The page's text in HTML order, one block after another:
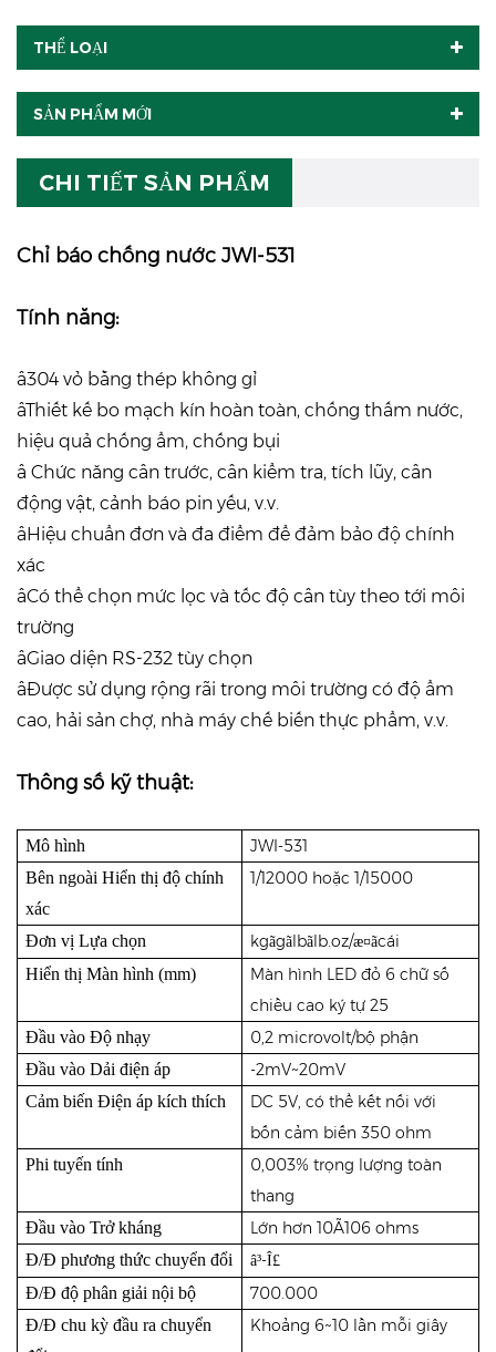
THỂ LOẠI
SẢN PHẨM MỚI
CHI TIẾT SẢN PHẨM
Chỉ báo chống nước JWI-531
Tính năng:
â304 vỏ bằng thép không gỉ
âThiết kế bo mạch kín hoàn toàn, chống thấm nước,
hiệu quả chống ẩm, chống bụi
â Chức năng cân trước, cân kiểm tra, tích lũy, cân
động vật, cảnh báo pin yếu, v.v.
âHiệu chuẩn đơn và đa điểm để đảm bảo độ chính
xác
âCó thể chọn mức lọc và tốc độ cân tùy theo tới môi
trường
âGiao diện RS-232 tùy chọn
âĐược sử dụng rộng rãi trong môi trường có độ ẩm
cao, hải sản chợ, nhà máy chế biến thực phẩm, v.v.
Thông số kỹ thuật:
Mô hình JWI-531
Bên ngoài Hiển thị độ chính
xác
1/12000 hoặc 1/15000
Đơn vị Lựa chọn kgãgãlbãlb.oz/æ¤ãcái
Hiển thị Màn hình (mm)
Màn hình LED đỏ 6 chữ số
chiều cao ký tự 25
Đầu vào Độ nhạy 0,2 microvolt/bộ phận
Đầu vào Dải điện áp -2mV~20mV
Cảm biến Điện áp kích thích
DC 5V, có thể kết nối với
bốn cảm biến 350 ohm
Phi tuyến tính
0,003% trọng lượng toàn
thang
Đầu vào Trở kháng Lớn hơn 10Ã106 ohms
Đ/Đ phương thức chuyển đổi â³-Î£
Đ/Đ độ phân giải nội bộ 700.000
Đ/Đ chu kỳ đầu ra chuyển
Khoảng 6~10 lần mỗi giây